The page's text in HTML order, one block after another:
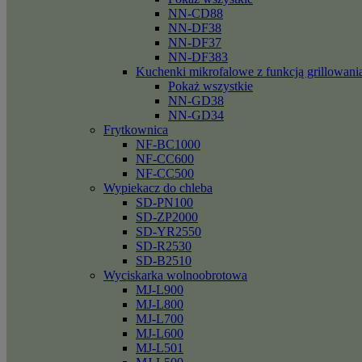
NN-CD88
NN-DF38
NN-DF37
NN-DF383
Kuchenki mikrofalowe z funkcją
Pokaż wszystkie
NN-GD38
NN-GD34
Frytkownica
NF-BC1000
NF-CC600
NF-CC500
Wypiekacz do chleba
SD-PN100
SD-ZP2000
SD-YR2550
SD-R2530
SD-B2510
Wyciskarka wolnoobrotowa
MJ-L900
MJ-L800
MJ-L700
MJ-L600
MJ-L501